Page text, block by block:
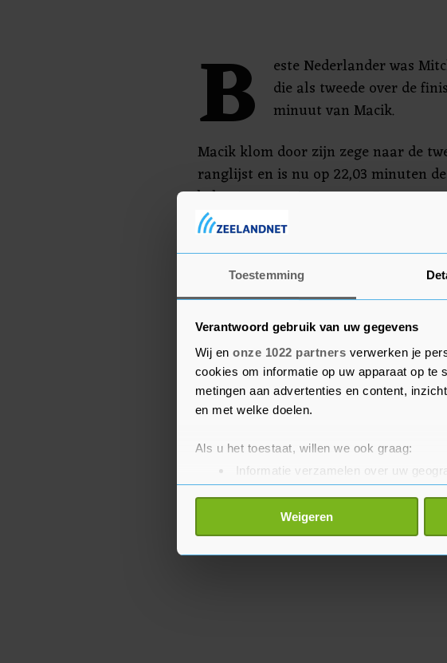
Toestemming
Verantwoord gebruik van uw gegevens
Wij en onze 1022 partners verwerken je
cookies om informatie op uw apparaat op te
metingen aan advertenties en content,
en met welke doelen.
Als u het toestaat, willen we ook graag:
Informatie verzamelen over uw
Uw apparaat identificeren door het
Lees meer over hoe uw persoonlijke
toestemming op elk moment wijzigen of
Weigeren
B
este Nederlander was
die als tweede over de
minuut van Macik.
Macik klom door zijn zege naar de
ranglijst en is nu op 22,03 minuten
belager van Van Kasteren. De
woensdag, de Tsjech Ales Loprais,
van de dagwinnaar en zakte naar de
algemeen klassement. Zijn
is opgelopen tot ruim 26 minuten.